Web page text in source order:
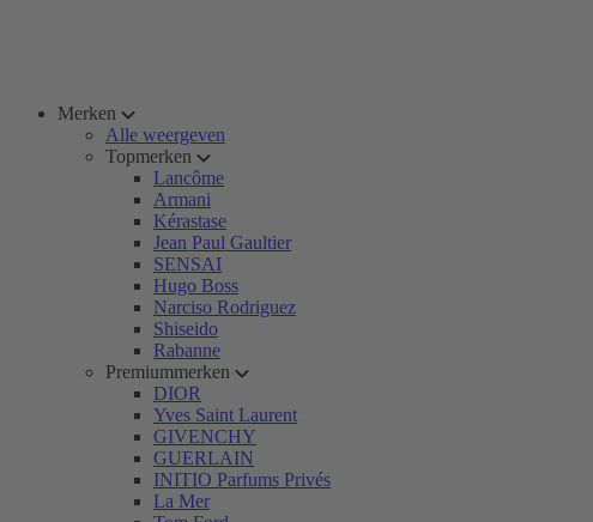
Merken
Alle weergeven
Topmerken
Lancôme
Armani
Kérastase
Jean Paul Gaultier
SENSAI
Hugo Boss
Narciso Rodriguez
Shiseido
Rabanne
Premiummerken
DIOR
Yves Saint Laurent
GIVENCHY
GUERLAIN
INITIO Parfums Privés
La Mer